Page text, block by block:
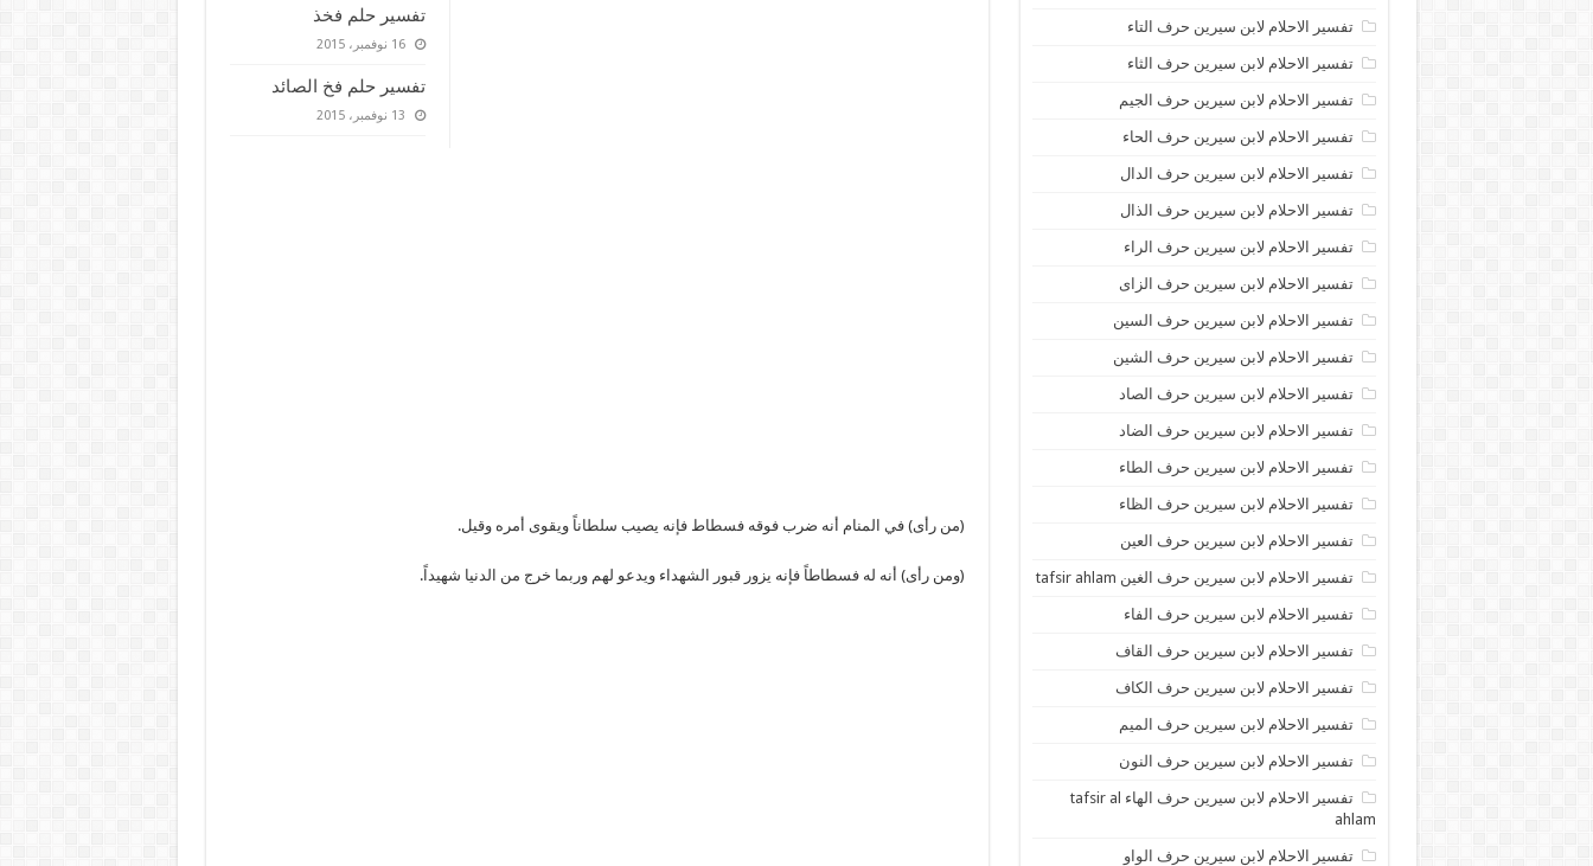
تفسير حلم فخذ
16 نوفمبر، 2015
تفسير حلم فخ الصائد
13 نوفمبر، 2015
(من رأى) في المنام أنه ضرب فوقه فسطاط فإنه يصيب سلطاناً ويقوى أمره وقيل.
(ومن رأى) أنه له فسطاطاً فإنه يزور قبور الشهداء ويدعو لهم وربما خرج من الدنيا شهيداً.
تفسير الاحلام لابن سيرين حرف التاء
تفسير الاحلام لابن سيرين حرف الثاء
تفسير الاحلام لابن سيرين حرف الجيم
تفسير الاحلام لابن سيرين حرف الحاء
تفسير الاحلام لابن سيرين حرف الدال
تفسير الاحلام لابن سيرين حرف الذال
تفسير الاحلام لابن سيرين حرف الراء
تفسير الاحلام لابن سيرين حرف الزاى
تفسير الاحلام لابن سيرين حرف السين
تفسير الاحلام لابن سيرين حرف الشين
تفسير الاحلام لابن سيرين حرف الصاد
تفسير الاحلام لابن سيرين حرف الضاد
تفسير الاحلام لابن سيرين حرف الطاء
تفسير الاحلام لابن سيرين حرف الظاء
تفسير الاحلام لابن سيرين حرف العين
تفسير الاحلام لابن سيرين حرف الغين tafsir ahlam
تفسير الاحلام لابن سيرين حرف الفاء
تفسير الاحلام لابن سيرين حرف القاف
تفسير الاحلام لابن سيرين حرف الكاف
تفسير الاحلام لابن سيرين حرف الميم
تفسير الاحلام لابن سيرين حرف النون
تفسير الاحلام لابن سيرين حرف الهاء tafsir al
ahlam
تفسير الاحلام لابن سيرين حرف الواو